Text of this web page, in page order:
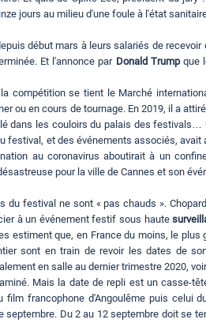
jours au milieu d'une foule à l'état
début mars à leurs salariés de recevoir
Et l'annonce par Donald Trumpque
compétition se tient le Marché
ou en cours de tournage. En 2019, il a
dans les couloirs du palais des festivals…
festival, et des événements associés, avait
au coronavirus aboutirait à un
pour la ville de Cannes et son
festival ne sont « pas chauds ».
à un événement festif sous haute
estiment que, en France du moins, le plus
sont en train de revoir les dates de
en salle au dernier trimestre 2020,
Mais la date de repli est un casse-
francophone d'Angoulême puis celui
Du 2 au 12 septembre doit se